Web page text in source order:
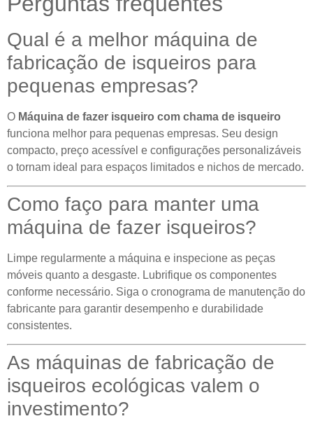
Qual é a melhor máquina de
fabricação de isqueiros para
pequenas empresas?
O Máquina de fazer isqueiro com chama de isqueiro
funciona melhor para pequenas empresas. Seu design
compacto, preço acessível e configurações personalizáveis ​​
o tornam ideal para espaços limitados e nichos de mercado.
Como faço para manter uma
máquina de fazer isqueiros?
Limpe regularmente a máquina e inspecione as peças
móveis quanto a desgaste. Lubrifique os componentes
conforme necessário. Siga o cronograma de manutenção do
fabricante para garantir desempenho e durabilidade
consistentes.
As máquinas de fabricação de
isqueiros ecológicas valem o
investimento?